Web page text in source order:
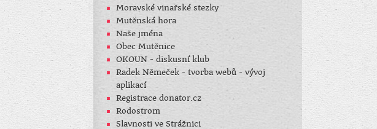
Moravské vinařské stezky
Mutěnská hora
Naše jména
Obec Mutěnice
OKOUN - diskusní klub
Radek Němeček - tvorba webů - vývoj
aplikací
Registrace donator.cz
Rodostrom
Slavnosti ve Strážnici